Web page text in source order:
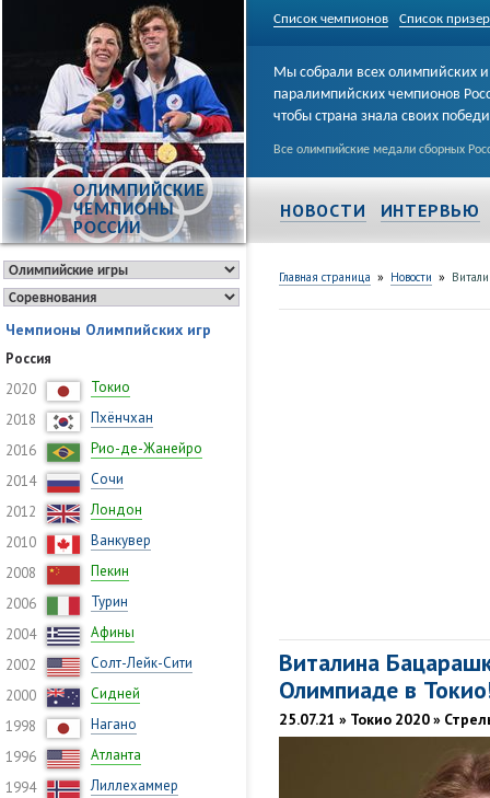
Список чемпионов Список
ОЛИМПИЙСКИЕ
ЧЕМПИОНЫ
РОССИИ
Мы собрали всех олимпийских и
паралимпийских чемпионов
чтобы страна знала своих
Все олимпийские медали сборных
НОВОСТИ ИНТЕРВЬЮ
Чемпионы Олимпийских игр
Россия
2020
Токио
2018
Пхёнчхан
2016
Рио-де-Жанейро
2014
Сочи
2012
Лондон
2010
Ванкувер
2008
Пекин
2006
Турин
2004
Афины
2002
Солт-Лейк-Сити
2000
Сидней
1998
Нагано
1996
Атланта
1994
Лиллехаммер
Главная страница » Новости »
Виталина
Олимпиаде в
25.07.21 » Токио 2020 »